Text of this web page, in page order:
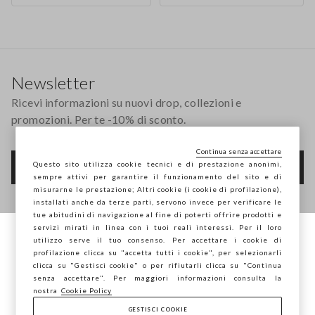
Newsletter
Ricevi informazioni su nuovi drop, collezioni e
promozioni. Per te -10% di sconto.
FOOTER.NEWSLETTER.SUBSCRIBE
Seguici su
Stai navigando su STEFANEL Italia, vuoi
salvare la tua posizione?
CONFERMA
Questo sito utilizza cookie tecnici e di prestazione anonimi,
sempre attivi per garantire il funzionamento del sito e di
misurarne le prestazione; Altri cookie (i cookie di profilazione),
installati anche da terze parti, servono invece per verificare le
tue abitudini di navigazione al fine di poterti offrire prodotti e
servizi mirati in linea con i tuoi reali interessi. Per il loro
utilizzo serve il tuo consenso. Per accettare i cookie di
profilazione clicca su "accetta tutti i cookie", per selezionarli
clicca su "Gestisci cookie" o per rifiutarli clicca su "Continua
senza accettare". Per maggiori informazioni consulta la
nostra
Cookie Policy
GESTISCI COOKIE
Continua senza accettare